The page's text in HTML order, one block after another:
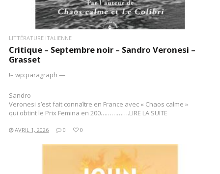
LITTÉRATURE ITALIENNE
Critique – Septembre noir – Sandro Veronesi –
Grasset
!– wp:paragraph —
Sandro
Veronesi s’est fait connaître en France avec « Chaos calme »
qui obtint le Prix Femina en 200…………….LIRE LA SUITE
AVRIL 1, 2026 0 0